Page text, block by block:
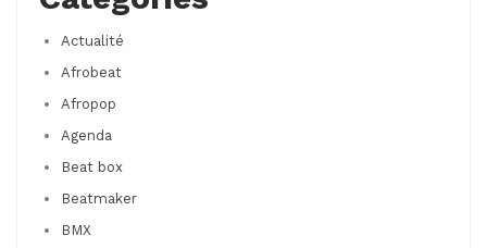
Actualité
Afrobeat
Afropop
Agenda
Beat box
Beatmaker
BMX